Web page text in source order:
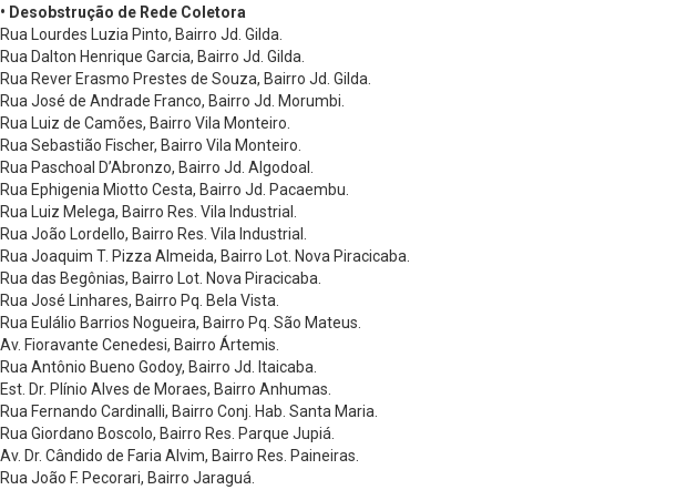
• Desobstrução de Rede Coletora
Rua Lourdes Luzia Pinto, Bairro Jd. Gilda.
Rua Dalton Henrique Garcia, Bairro Jd. Gilda.
Rua Rever Erasmo Prestes de Souza, Bairro Jd. Gilda.
Rua José de Andrade Franco, Bairro Jd. Morumbi.
Rua Luiz de Camões, Bairro Vila Monteiro.
Rua Sebastião Fischer, Bairro Vila Monteiro.
Rua Paschoal D’Abronzo, Bairro Jd. Algodoal.
Rua Ephigenia Miotto Cesta, Bairro Jd. Pacaembu.
Rua Luiz Melega, Bairro Res. Vila Industrial.
Rua João Lordello, Bairro Res. Vila Industrial.
Rua Joaquim T. Pizza Almeida, Bairro Lot. Nova Piracicaba.
Rua das Begônias, Bairro Lot. Nova Piracicaba.
Rua José Linhares, Bairro Pq. Bela Vista.
Rua Eulálio Barrios Nogueira, Bairro Pq. São Mateus.
Av. Fioravante Cenedesi, Bairro Ártemis.
Rua Antônio Bueno Godoy, Bairro Jd. Itaicaba.
Est. Dr. Plínio Alves de Moraes, Bairro Anhumas.
Rua Fernando Cardinalli, Bairro Conj. Hab. Santa Maria.
Rua Giordano Boscolo, Bairro Res. Parque Jupiá.
Av. Dr. Cândido de Faria Alvim, Bairro Res. Paineiras.
Rua João F. Pecorari, Bairro Jaraguá.